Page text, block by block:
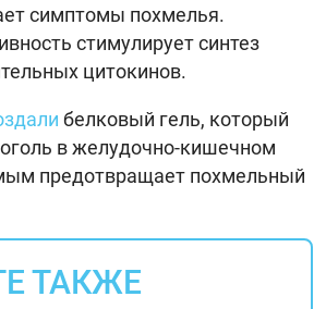
симптомы похмелья.
стимулирует синтез
цитокинов.
белковый гель, который
в желудочно-кишечном
предотвращает похмельный
ТАКЖЕ